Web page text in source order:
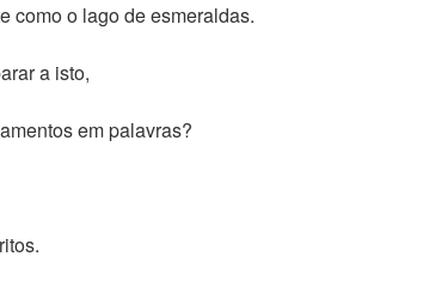
como o lago de esmeraldas.
a isto,
em palavras?